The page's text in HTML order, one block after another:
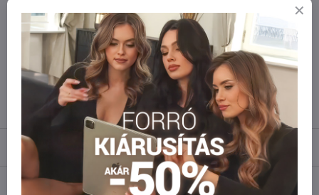
Szeretne több terméket rendelni mint
amennyi raktáron van?
Ne habozzon kapcsolatba lépni velünk, raktárra szállítjuk az árut!
info​@everlady​.eu
Leírás
Vélemények 0